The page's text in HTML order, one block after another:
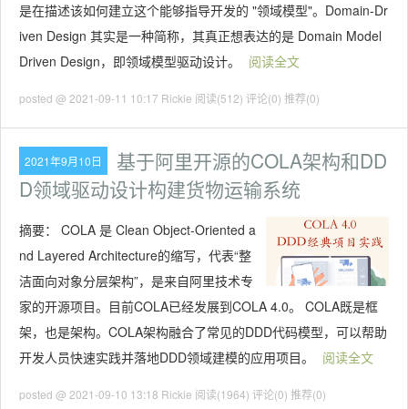
是在描述该如何建立这个能够指导开发的 "领域模型"。Domain-Dr
iven Design 其实是一种简称，其真正想表达的是 Domain Model
Driven Design，即领域模型驱动设计。
阅读全文
posted @ 2021-09-11 10:17 Rickie 阅读(512) 评论(0) 推荐(0)
2021年9月10日
基于阿里开源的COLA架构和DD
D领域驱动设计构建货物运输系统
摘要： COLA 是 Clean Object-Oriented a
nd Layered Architecture的缩写，代表“整
洁面向对象分层架构”，是来自阿里技术专
家的开源项目。目前COLA已经发展到COLA 4.0。 COLA既是框
架，也是架构。COLA架构融合了常见的DDD代码模型，可以帮助
开发人员快速实践并落地DDD领域建模的应用项目。
阅读全文
posted @ 2021-09-10 13:18 Rickie 阅读(1964) 评论(0) 推荐(0)